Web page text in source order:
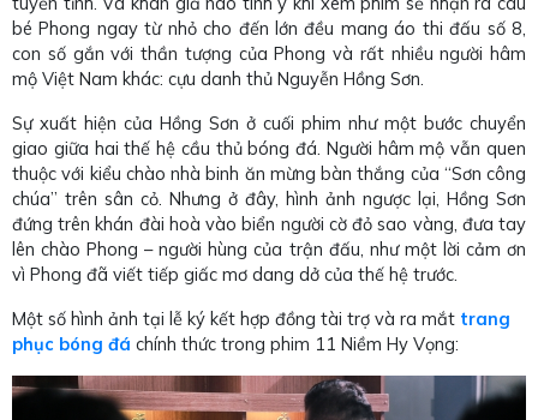
bé Phong ngay từ nhỏ cho đến lớn đều mang áo thi đấu số 8,
con số gắn với thần tượng của Phong và rất nhiều người hâm
mộ Việt Nam khác: cựu danh thủ Nguyễn Hồng Sơn.
Sự xuất hiện của Hồng Sơn ở cuối phim như một bước chuyển
giao giữa hai thế hệ cầu thủ bóng đá. Người hâm mộ vẫn quen
thuộc với kiểu chào nhà binh ăn mừng bàn thắng của “Sơn công
chúa” trên sân cỏ. Nhưng ở đây, hình ảnh ngược lại, Hồng Sơn
đứng trên khán đài hoà vào biển người cờ đỏ sao vàng, đưa tay
lên chào Phong – người hùng của trận đấu, như một lời cảm ơn
vì Phong đã viết tiếp giấc mơ dang dở của thế hệ trước.
Một số hình ảnh tại lễ ký kết hợp đồng tài trợ và ra mắt trang
phục bóng đá chính thức trong phim 11 Niềm Hy Vọng: